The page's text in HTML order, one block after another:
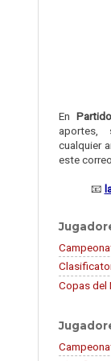
En
aportes,
cualquier
este
📧
Copas del